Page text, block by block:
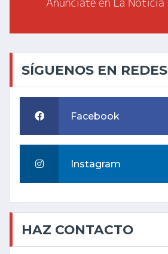
SÍGUENOS EN REDES
Facebook
Instagram
HAZ CONTACTO